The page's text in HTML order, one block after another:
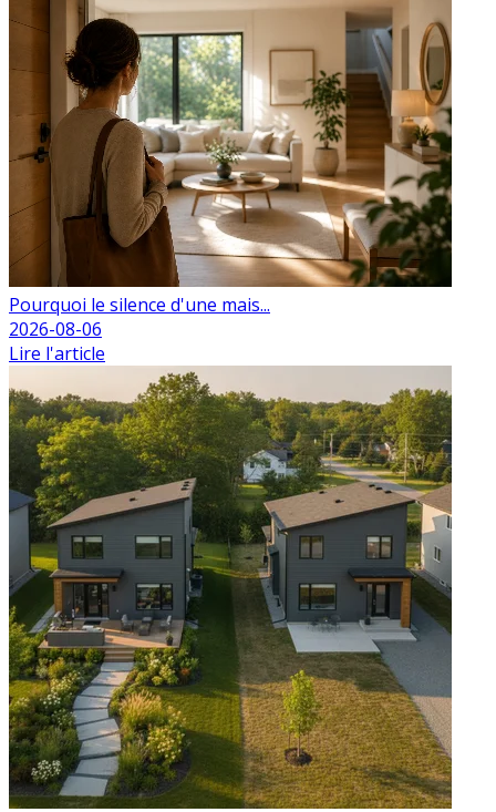
Pourquoi le silence d'une mais...
2026-08-06
Lire l'article